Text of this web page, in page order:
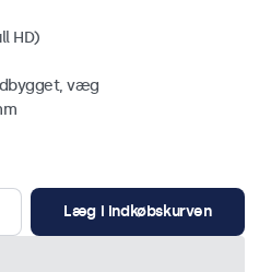
HD)
væg
Læg i indkøbskurven